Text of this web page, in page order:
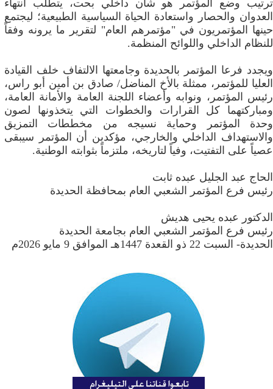
ترتيب وضع المؤتمر هو شأن داخلي بحت، يتطلب انتهاء
العدوان والحصار واستعادة الحياة السياسية الطبيعية؛ ليجتمع
حينها المؤتمريون في "مؤتمرهم العام" لتقرير ما يرونه وفقاً
للنظام الداخلي واللوائح المنظمة.
ويجدد فرعا المؤتمر بالحديدة وجامعتها الالتفاف خلف القيادة
العليا للمؤتمر، ممثلة بالأخ المناضل/ صادق بن أمين أبو راس،
رئيس المؤتمر، ونوابه وأعضاء اللجنة العامة والأمانة العامة،
ومباركتهما كل القرارات والخطوات التي يتخذونها لصون
وحدة المؤتمر وحماية نسيجه من مخططات التمزيق
والاستهداف الداخلي والخارجي، مؤكدين أن المؤتمر سيبقى
عصياً على التفتيت، وفياً لتاريخه، ملتزماً بثوابته الوطنية.
الحاج عبد الجليل عبده ثابت
رئيس فرع المؤتمر الشعبي العام بمحافظة الحديدة
الدكتور عبده يحيى هديش
رئيس فرع المؤتمر الشعبي العام بجامعة الحديدة
الحديدة- السبت 22 ذو القعدة 1447هـ الموافق 9 مايو 2026م